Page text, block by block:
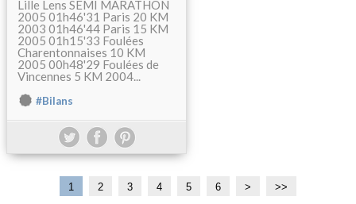
Lille Lens SEMI MARATHON
2005 01h46'31 Paris 20 KM
2003 01h46'44 Paris 15 KM
2005 01h15'33 Foulées
Charentonnaises 10 KM
2005 00h48'29 Foulées de
Vincennes 5 KM 2004...
#Bilans
1 2 3 4 5 6 > >>